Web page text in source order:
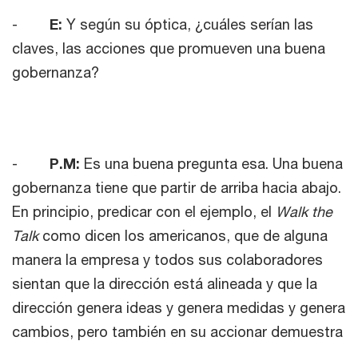
- E: Y según su óptica, ¿cuáles serían las
claves, las acciones que promueven una buena
gobernanza?
- P.M: Es una buena pregunta esa. Una buena
gobernanza tiene que partir de arriba hacia abajo.
En principio, predicar con el ejemplo, el Walk the
Talkcomo dicen los americanos, que de alguna
manera la empresa y todos sus colaboradores
sientan que la dirección está alineada y que la
dirección genera ideas y genera medidas y genera
cambios, pero también en su accionar demuestra